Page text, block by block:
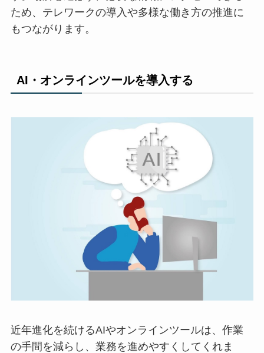
ため、テレワークの導入や多様な働き方の推進に
もつながります。
AI・オンラインツールを導入する
近年進化を続けるAIやオンラインツールは、作業
の手間を減らし、業務を進めやすくしてくれま